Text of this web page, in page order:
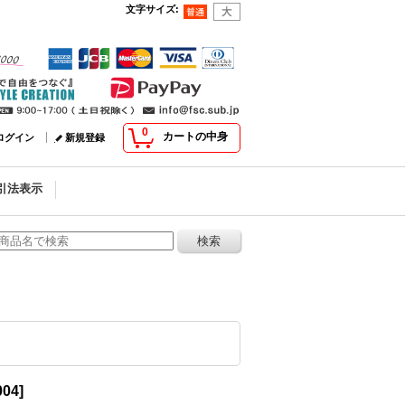
文字サイズ:
0 カートの中身
グイン 新規登録
法表示
]